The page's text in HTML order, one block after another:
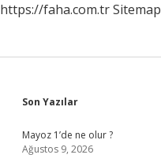
https://faha.com.trSitemap
Sidebar
Son Yazılar
Mayoz 1’de ne olur ?
Ağustos 9, 2026